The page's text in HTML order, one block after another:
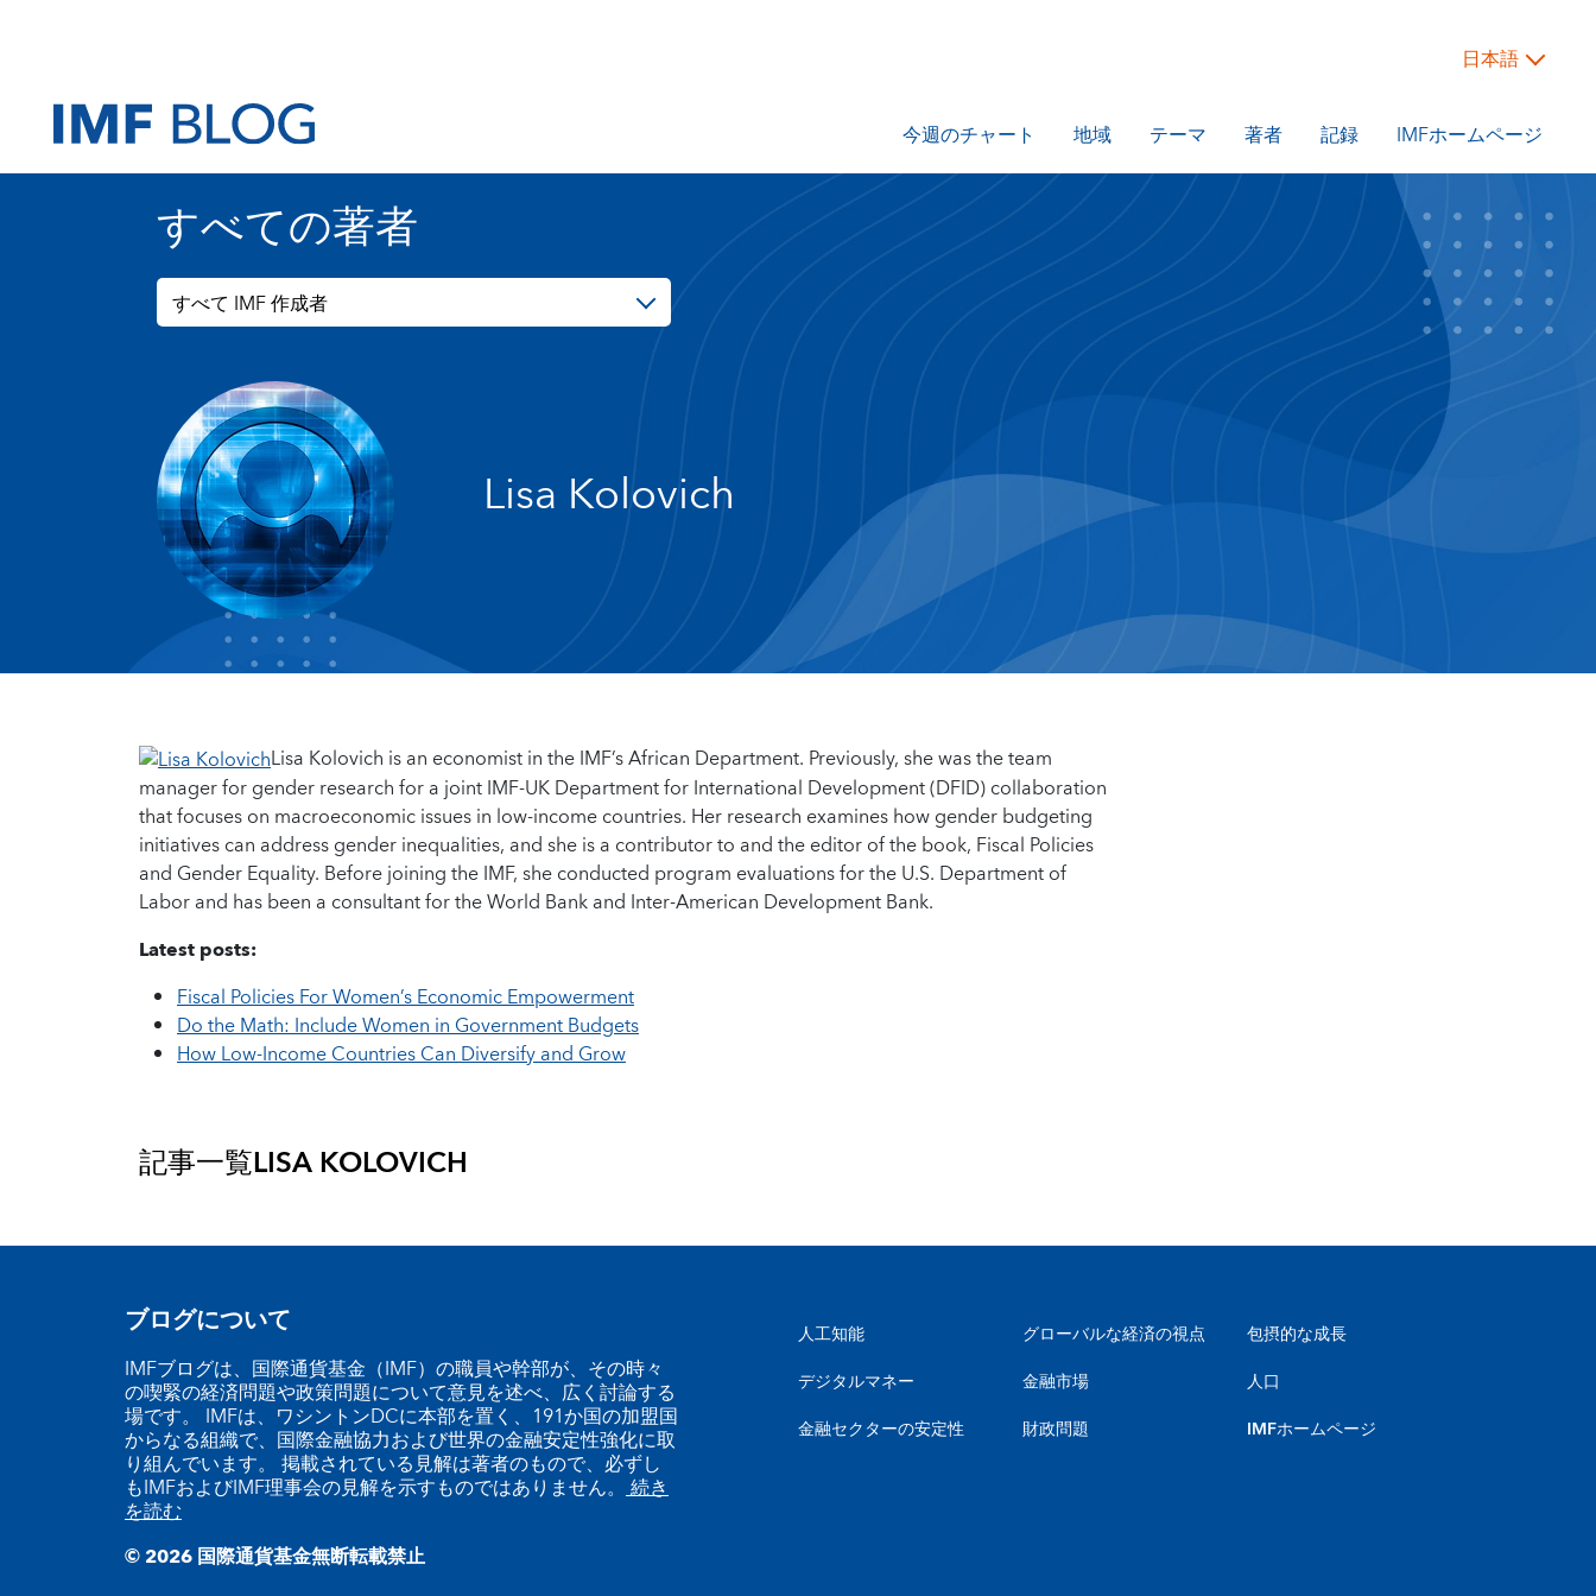
日本語
今週のチャート 地域 テーマ 著者 記録 IMFホームページ
すべての著者
すべて IMF 作成者
Lisa Kolovich
Lisa Kolovich is an economist in the IMF’s African Department. Previously, she was the team
manager for gender research for a joint IMF-UK Department for International Development (DFID) collaboration
that focuses on macroeconomic issues in low-income countries. Her research examines how gender budgeting
initiatives can address gender inequalities, and she is a contributor to and the editor of the book, Fiscal Policies
and Gender Equality. Before joining the IMF, she conducted program evaluations for the U.S. Department of
Labor and has been a consultant for the World Bank and Inter-American Development Bank.
Latest posts:
Fiscal Policies For Women’s Economic Empowerment
Do the Math: Include Women in Government Budgets
How Low-Income Countries Can Diversify and Grow
記事一覧LISA KOLOVICH
ブログについて
IMFブログは、国際通貨基金（IMF）の職員や幹部が、その時々
の喫緊の経済問題や政策問題について意見を述べ、広く討論する
場です。 IMFは、ワシントンDCに本部を置く、191か国の加盟国
からなる組織で、国際金融協力および世界の金融安定性強化に取
り組んでいます。 掲載されている見解は著者のもので、必ずし
もIMFおよびIMF理事会の見解を示すものではありません。 続き
を読む
人工知能
デジタルマネー
金融セクターの安定性
グローバルな経済の視点
金融市場
財政問題
包摂的な成長
人口
IMFホームページ
© 2026 国際通貨基金無断転載禁止